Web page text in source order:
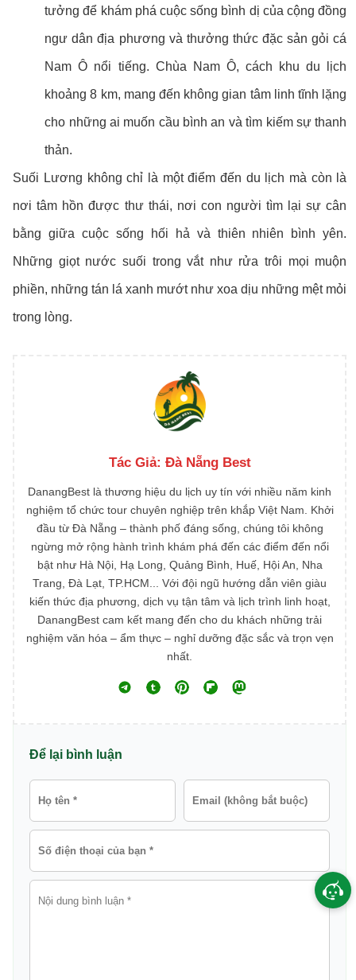
tưởng để khám phá cuộc sống bình dị của cộng đồng
ngư dân địa phương và thưởng thức đặc sản gỏi cá
Nam Ô nổi tiếng. Chùa Nam Ô, cách khu du lịch
khoảng 8 km, mang đến không gian tâm linh tĩnh lặng
cho những ai muốn cầu bình an và tìm kiếm sự thanh
thản.
Suối Lương không chỉ là một điểm đến du lịch mà còn là
nơi tâm hồn được thư thái, nơi con người tìm lại sự cân
bằng giữa cuộc sống hối hả và thiên nhiên bình yên.
Những giọt nước suối trong vắt như rửa trôi mọi muộn
phiền, những tán lá xanh mướt như xoa dịu những mệt mỏi
trong lòng.
Tác Giả: Đà Nẵng Best
DanangBest là thương hiệu du lịch uy tín với nhiều năm kinh
nghiệm tổ chức tour chuyên nghiệp trên khắp Việt Nam. Khởi
đầu từ Đà Nẵng – thành phố đáng sống, chúng tôi không
ngừng mở rộng hành trình khám phá đến các điểm đến nổi
bật như Hà Nội, Hạ Long, Quảng Bình, Huế, Hội An, Nha
Trang, Đà Lạt, TP.HCM... Với đội ngũ hướng dẫn viên giàu
kiến thức địa phương, dịch vụ tận tâm và lịch trình linh hoạt,
DanangBest cam kết mang đến cho du khách những trải
nghiệm văn hóa – ẩm thực – nghỉ dưỡng đặc sắc và trọn vẹn
nhất.
Để lại bình luận